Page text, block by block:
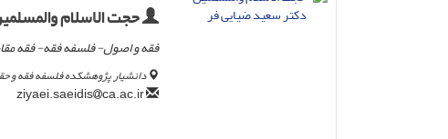
حجت الاسلام
فقه و اصول- فلسفه فقه- فقه
دانشیار پژوهشکده فلسفه فقه و
ca.ac.ir